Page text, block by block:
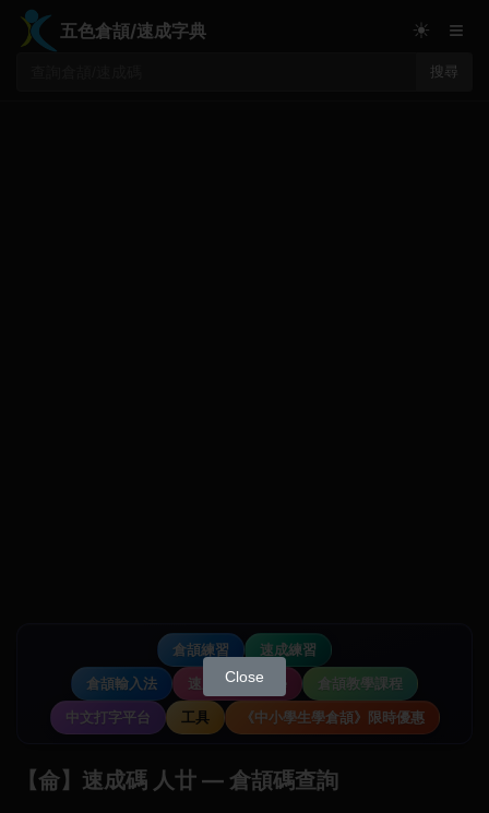
五色倉頡/速成字典
搜尋
☀ ≡
倉頡練習
速成練習
倉頡輸入法
速成輸入法教學
倉頡教學課程
中文打字平台
工具 《中小學生學倉頡》限時優惠
【侖】速成碼 人廿 — 倉頡碼查詢
Close